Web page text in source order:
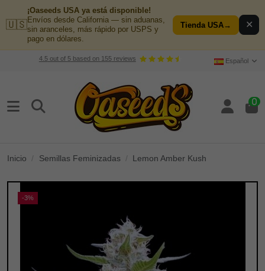
🇺🇸
¡Oaseeds USA ya está disponible!
Envíos desde California — sin aduanas,
sin aranceles, más rápido por USPS y
pago en dólares.
Tienda USA→ ✕
4.5out of 5based on 155reviews Español
0
Inicio Semillas Feminizadas Lemon Amber Kush
-3%